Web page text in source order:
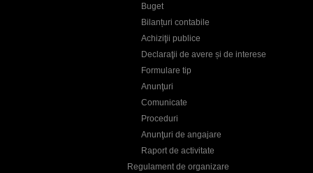
Buget
Bilanțuri contabile
Achiziţii publice
Declaraţii de avere și de interese
Formulare tip
Anunţuri
Comunicate
Proceduri
Anunţuri de angajare
Raport de activitate
Regulament de organizare